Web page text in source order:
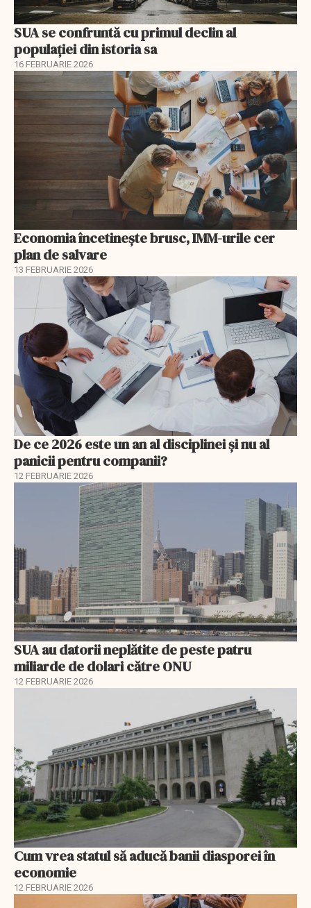
SUA se confruntă cu primul declin al
populației din istoria sa
16 FEBRUARIE 2026
Economia încetinește brusc, IMM-urile cer
plan de salvare
13 FEBRUARIE 2026
De ce 2026 este un an al disciplinei și nu al
panicii pentru companii?
12 FEBRUARIE 2026
SUA au datorii neplătite de peste patru
miliarde de dolari către ONU
12 FEBRUARIE 2026
Cum vrea statul să aducă banii diasporei în
economie
12 FEBRUARIE 2026